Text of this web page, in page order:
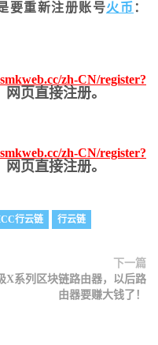
要重新注册账号火币 ：
zh-CN/register?
页直接注册。
zh-CN/register?
页直接注册。
行云链 行云链
下一篇
X系列区块链路由器，以后路
由器要赚大钱了！